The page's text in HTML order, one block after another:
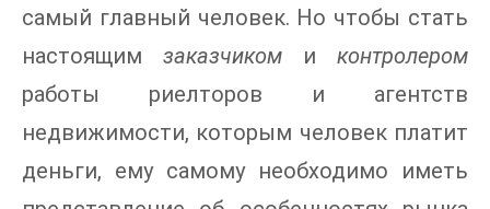
самый главный человек. Но чтобы стать
настоящим заказчиком и контролером
работы риелторов и агентств
недвижимости, которым человек платит
деньги, ему самому необходимо иметь